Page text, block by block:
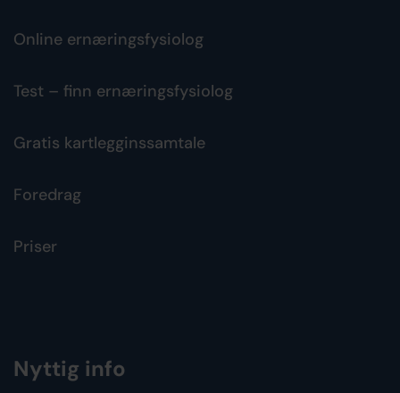
Online ernæringsfysiolog
Test – finn ernæringsfysiolog
Gratis kartlegginssamtale
Foredrag
Priser
Nyttig info